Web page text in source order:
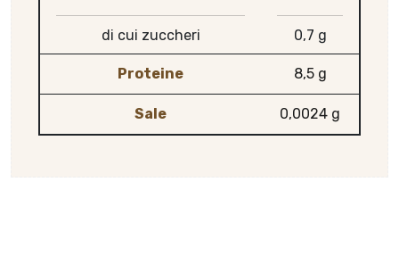
di cui zuccheri 0,7 g
Proteine 8,5 g
Sale 0,0024 g